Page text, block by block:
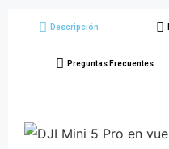
Descripción
Preguntas Frecuentes